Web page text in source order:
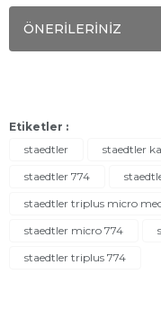
ÖNERİLERİNİZ
Etiketler :
staedtler
staedtler
staedtler 774
staedtler triplus micro
staedtler micro 774
staedtler triplus 774